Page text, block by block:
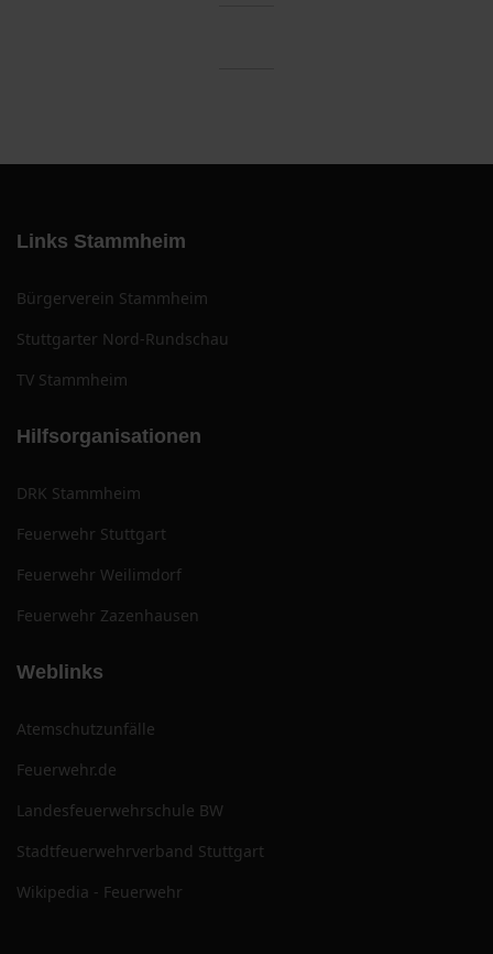
Links Stammheim
Bürgerverein Stammheim
Stuttgarter Nord-Rundschau
TV Stammheim
Hilfsorganisationen
DRK Stammheim
Feuerwehr Stuttgart
Feuerwehr Weilimdorf
Feuerwehr Zazenhausen
Weblinks
Atemschutzunfälle
Feuerwehr.de
Landesfeuerwehrschule BW
Stadtfeuerwehrverband Stuttgart
Wikipedia - Feuerwehr